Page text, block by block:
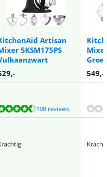
Artisan
5KSM175PS
,- 549,-
op 108 reviews.108 reviews
op 36 reviews.
op 6 reviews.